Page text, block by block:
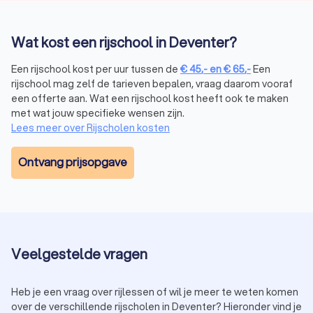
(rijbewijs AM)
Voor wie zich snel en gemakkelijk door de stad wil
verplaatsen, zijn er scooterrijlessen beschikbaar. Hier leer je
de basis van het besturen van een scooter en de specifieke
verkeersregels die gelden voor scootergebruikers.
Aanhangerrijlessen (rijbewijs BE, B+)
Heb je al een rijbewijs B en wil je je vaardigheden uitbreiden
door met een aanhanger te rijden? Dan is een rijbewijs BE
Naast bovengenoemde typen rijles vind je bij Trustoo ook
rijscholen gespecialiseerd in
DE, D1, D1E). Zelfs voortrekkerrijlessen(rijbewijs T) vind je bij
Wat kost een rijschool in Deventer?
Een rijschool kost per uur tussen de €45,- en€65,-Een
rijschool mag zelf de tarieven bepalen, vraag daarom vooraf
een offerte aan. Wat een rijschool kost heeft ook te maken
met wat jouw specifieke wensen zijn.
Lees meer over Rijscholen kosten
Ontvang prijsopgave
Veelgestelde vragen
Heb je een vraag over rijlessen of wil je meer te weten komen
over de verschillende rijscholen in Deventer? Hieronder vind je